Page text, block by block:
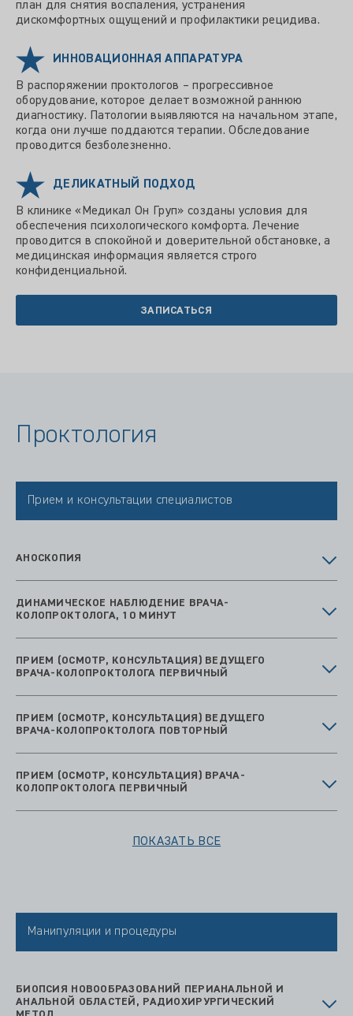
план для снятия воспаления, устранения
дискомфортных ощущений и профилактики рецидива.
ИННОВАЦИОННАЯ АППАРАТУРА
В распоряжении проктологов – прогрессивное
оборудование, которое делает возможной раннюю
диагностику. Патологии выявляются на начальном этапе,
когда они лучше поддаются терапии. Обследование
проводится безболезненно.
ДЕЛИКАТНЫЙ ПОДХОД
В клинике «Медикал Он Груп» созданы условия для
обеспечения психологического комфорта. Лечение
проводится в спокойной и доверительной обстановке, а
медицинская информация является строго
конфиденциальной.
ЗАПИСАТЬСЯ
Проктология
Прием и консультации специалистов
АНОСКОПИЯ
ДИНАМИЧЕСКОЕ НАБЛЮДЕНИЕ ВРАЧА-
КОЛОПРОКТОЛОГА, 10 МИНУТ
ПРИЕМ (ОСМОТР, КОНСУЛЬТАЦИЯ) ВЕДУЩЕГО
ВРАЧА-КОЛОПРОКТОЛОГА ПЕРВИЧНЫЙ
ПРИЕМ (ОСМОТР, КОНСУЛЬТАЦИЯ) ВЕДУЩЕГО
ВРАЧА-КОЛОПРОКТОЛОГА ПОВТОРНЫЙ
ПРИЕМ (ОСМОТР, КОНСУЛЬТАЦИЯ) ВРАЧА-
КОЛОПРОКТОЛОГА ПЕРВИЧНЫЙ
ПОКАЗАТЬ ВСЕ
Манипуляции и процедуры
БИОПСИЯ НОВООБРАЗОВАНИЙ ПЕРИАНАЛЬНОЙ И
АНАЛЬНОЙ ОБЛАСТЕЙ, РАДИОХИРУРГИЧЕСКИЙ